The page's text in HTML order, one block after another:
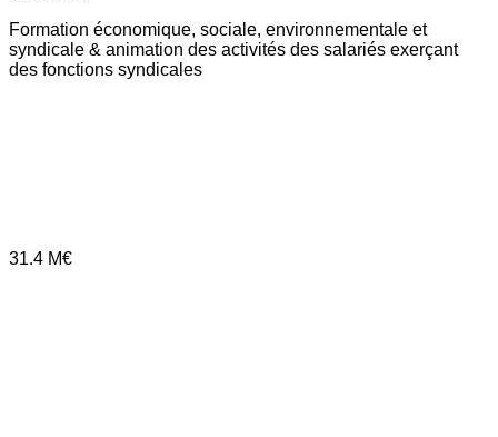
Formation économique, sociale, environnementale et
syndicale & animation des activités des salariés exerçant
des fonctions syndicales
31.4 M€